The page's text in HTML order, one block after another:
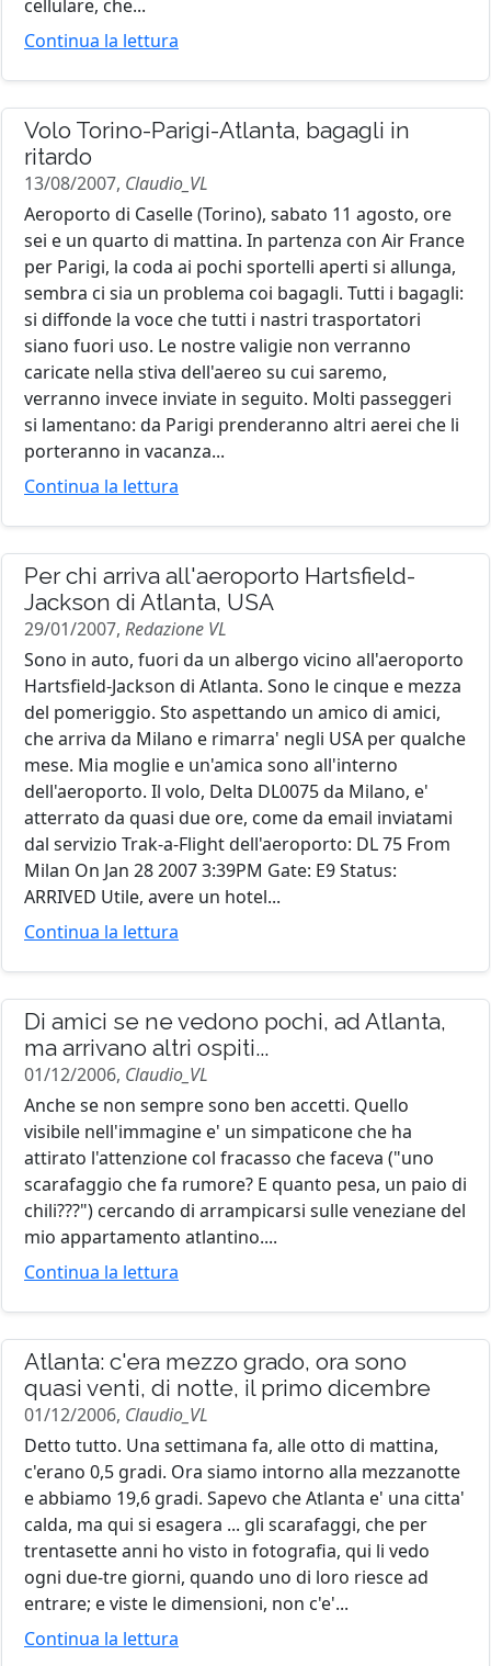
cellulare, che...
Continua la lettura
Volo Torino-Parigi-Atlanta, bagagli in
ritardo
13/08/2007, Claudio_VL
Aeroporto di Caselle (Torino), sabato 11 agosto, ore
sei e un quarto di mattina. In partenza con Air France
per Parigi, la coda ai pochi sportelli aperti si allunga,
sembra ci sia un problema coi bagagli. Tutti i bagagli:
si diffonde la voce che tutti i nastri trasportatori
siano fuori uso. Le nostre valigie non verranno
caricate nella stiva dell'aereo su cui saremo,
verranno invece inviate in seguito. Molti passeggeri
si lamentano: da Parigi prenderanno altri aerei che li
porteranno in vacanza...
Continua la lettura
Per chi arriva all'aeroporto Hartsfield-
Jackson di Atlanta, USA
29/01/2007, Redazione VL
Sono in auto, fuori da un albergo vicino all'aeroporto
Hartsfield-Jackson di Atlanta. Sono le cinque e mezza
del pomeriggio. Sto aspettando un amico di amici,
che arriva da Milano e rimarra' negli USA per qualche
mese. Mia moglie e un'amica sono all'interno
dell'aeroporto. Il volo, Delta DL0075 da Milano, e'
atterrato da quasi due ore, come da email inviatami
dal servizio Trak-a-Flight dell'aeroporto: DL 75 From
Milan On Jan 28 2007 3:39PM Gate: E9 Status:
ARRIVED Utile, avere un hotel...
Continua la lettura
Di amici se ne vedono pochi, ad Atlanta,
ma arrivano altri ospiti...
01/12/2006, Claudio_VL
Anche se non sempre sono ben accetti. Quello
visibile nell'immagine e' un simpaticone che ha
attirato l'attenzione col fracasso che faceva ("uno
scarafaggio che fa rumore? E quanto pesa, un paio di
chili???") cercando di arrampicarsi sulle veneziane del
mio appartamento atlantino....
Continua la lettura
Atlanta: c'era mezzo grado, ora sono
quasi venti, di notte, il primo dicembre
01/12/2006, Claudio_VL
Detto tutto. Una settimana fa, alle otto di mattina,
c'erano 0,5 gradi. Ora siamo intorno alla mezzanotte
e abbiamo 19,6 gradi. Sapevo che Atlanta e' una citta'
calda, ma qui si esagera ... gli scarafaggi, che per
trentasette anni ho visto in fotografia, qui li vedo
ogni due-tre giorni, quando uno di loro riesce ad
entrare; e viste le dimensioni, non c'e'...
Continua la lettura